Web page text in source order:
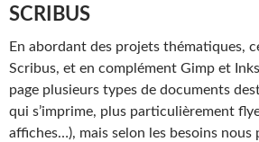
SCRIBUS
En abordant des projets thématiques,
Scribus, et en complément Gimp et
page plusieurs types de documents
qui s’imprime, plus particulièrement
affiches…), mais selon les besoins nous